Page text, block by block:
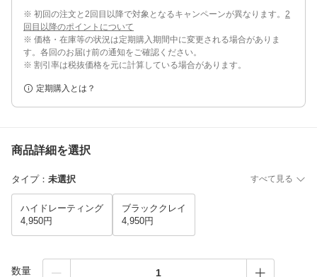
※ 初回の注文と2回目以降で対象となるキャンペーンが異なります。 2
回目以降のポイントについて
※ 価格・在庫等の状況は定期購入期間中に変更される場合がありま
す。各回のお届け前の通知をご確認ください。
※ 割引率は税抜価格を元に計算している場合があります。
定期購入とは？
商品詳細を選択
タイプ： 未選択 すべて見る
ハイドレーティング
4,950円
ブラッククレイ
4,950円
数量